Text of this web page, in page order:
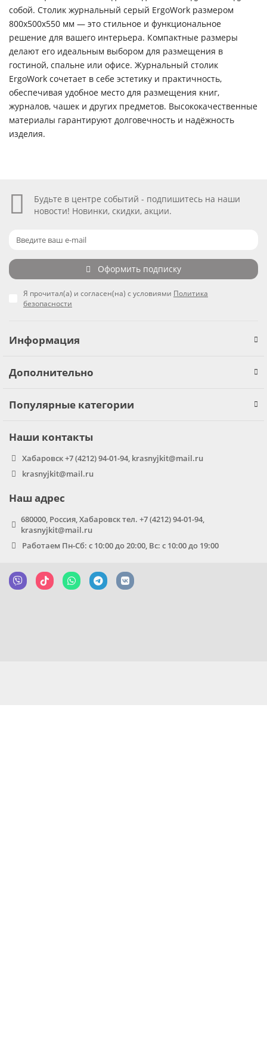
собой. Столик журнальный серый ErgoWork размером
800х500х550 мм — это стильное и функциональное
решение для вашего интерьера. Компактные размеры
делают его идеальным выбором для размещения в
гостиной, спальне или офисе. Журнальный столик
ErgoWork сочетает в себе эстетику и практичность,
обеспечивая удобное место для размещения книг,
журналов, чашек и других предметов. Высококачественные
материалы гарантируют долговечность и надёжность
изделия.
Будьте в центре событий - подпишитесь на наши
новости! Новинки, скидки, акции.
Оформить подписку
Я прочитал(а) и согласен(на) с условиями Политика
безопасности
Информация
Дополнительно
Популярные категории
Наши контакты
Хабаровск +7 (4212) 94-01-94, krasnyjkit@mail.ru
krasnyjkit@mail.ru
Наш адрес
680000, Россия, Хабаровск тел. +7 (4212) 94-01-94,
krasnyjkit@mail.ru
Работаем Пн-Сб: с 10:00 до 20:00, Вс: с 10:00 до 19:00